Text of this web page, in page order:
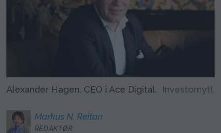
Alexander Hagen, CEO i Ace Digital. Investornytt
Markus N. Reitan
REDAKTØR